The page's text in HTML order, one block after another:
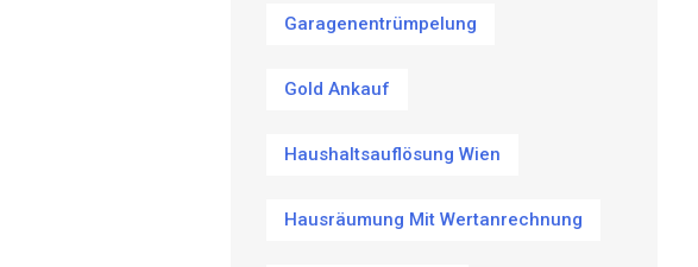
Garagenentrümpelung
Gold Ankauf
Haushaltsauflösung Wien
Hausräumung Mit Wertanrechnung